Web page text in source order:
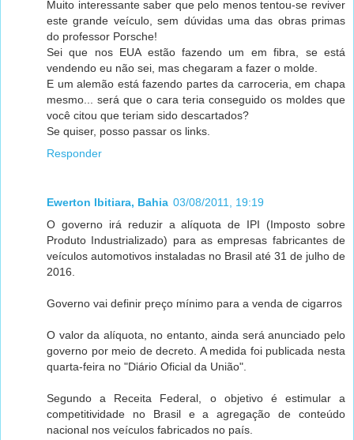
Muito interessante saber que pelo menos tentou-se reviver
este grande veículo, sem dúvidas uma das obras primas
do professor Porsche!
Sei que nos EUA estão fazendo um em fibra, se está
vendendo eu não sei, mas chegaram a fazer o molde.
E um alemão está fazendo partes da carroceria, em chapa
mesmo... será que o cara teria conseguido os moldes que
você citou que teriam sido descartados?
Se quiser, posso passar os links.
Responder
Ewerton Ibitiara, Bahia 03/08/2011, 19:19
O governo irá reduzir a alíquota de IPI (Imposto sobre
Produto Industrializado) para as empresas fabricantes de
veículos automotivos instaladas no Brasil até 31 de julho de
2016.
Governo vai definir preço mínimo para a venda de cigarros
O valor da alíquota, no entanto, ainda será anunciado pelo
governo por meio de decreto. A medida foi publicada nesta
quarta-feira no "Diário Oficial da União".
Segundo a Receita Federal, o objetivo é estimular a
competitividade no Brasil e a agregação de conteúdo
nacional nos veículos fabricados no país.